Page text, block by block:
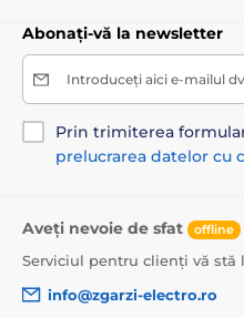
Abonați-vă la newsletter
Introduceți aici e-mailul
Prin trimiterea
prelucrarea datelor cu
Aveți nevoie de sfat offline
Serviciul pentru clienți vă stă
info@zgarzi-electro.ro